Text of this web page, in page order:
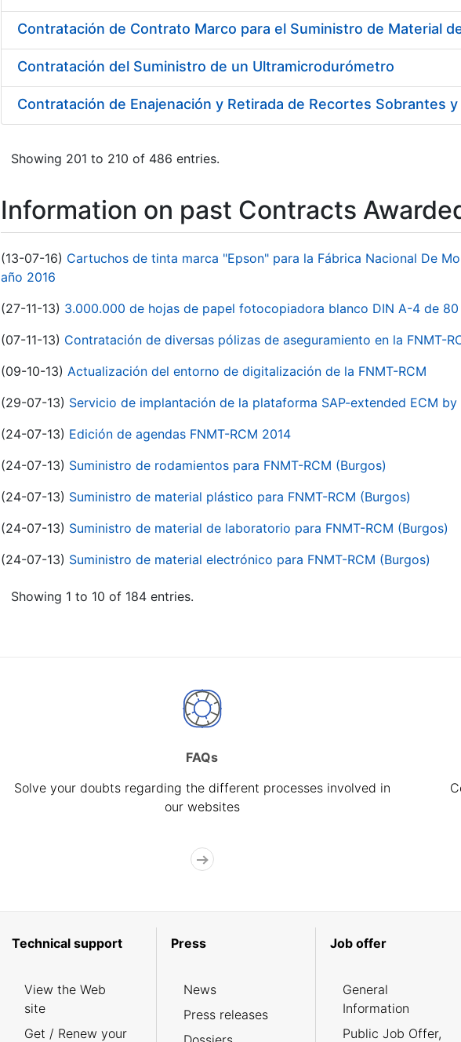
Contratación del Suministro de un Ultramicrodurómetro
Showing 201 to 210 of 486 entries.
Information on past Contracts
(13-07-16) Cartuchos de tinta marca "Epson" para la Fábrica Nacional De
año 2016
(27-11-13) 3.000.000 de hojas de papel fotocopiadora blanco DIN A-4 de 80
(07-11-13) Contratación de diversas pólizas de aseguramiento en la FNMT-
(09-10-13) Actualización del entorno de digitalización de la FNMT-RCM
(29-07-13) Servicio de implantación de la plataforma SAP-extended ECM by
(24-07-13) Edición de agendas FNMT-RCM 2014
(24-07-13) Suministro de rodamientos para FNMT-RCM (Burgos)
(24-07-13) Suministro de material plástico para FNMT-RCM (Burgos)
(24-07-13) Suministro de material de laboratorio para FNMT-RCM (Burgos)
(24-07-13) Suministro de material electrónico para FNMT-RCM (Burgos)
Showing 1 to 10 of 184 entries.
FAQs
Solve your doubts regarding the different processes involved in
our websites
Technical support
View the Web
site
Get / Renew your
Press
News
Press releases
Job offer
General
Information
Public Job Offer,